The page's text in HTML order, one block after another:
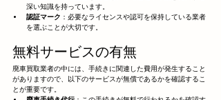
深い知識を持っています。
認証マーク ：必要なライセンスや認可を保持している業者
を選ぶことが大切です。
無料サービスの有無
廃車買取業者の中には、手続きに関連した費用が発生すること
がありますので、以下のサービスが無償であるかを確認するこ
とが重要です。